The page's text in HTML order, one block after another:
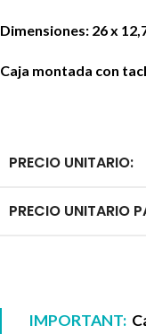
Dimensiones: 26 x
Caja montada con
PRECIO UNITARIO:
PRECIO UNITARIO
IMPORTANT: